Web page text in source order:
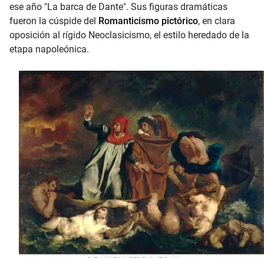
ese año "La barca de Dante". Sus figuras dramáticas
fueron la cúspide del Romanticismo pictórico, en clara
oposición al rígido Neoclasicismo, el estilo heredado de la
etapa napoleónica.